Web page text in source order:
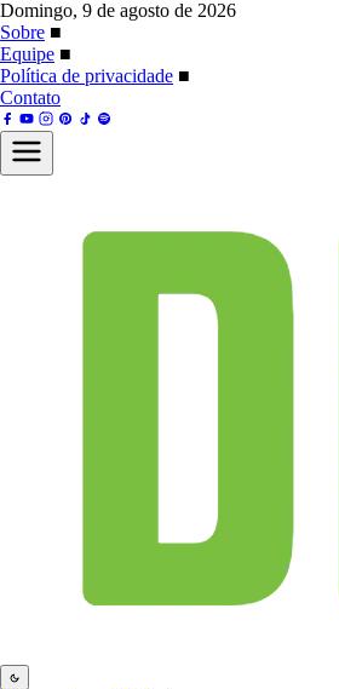
Domingo, 9 de agosto de 2026
Sobre ■
Equipe ■
Política de privacidade ■
Contato